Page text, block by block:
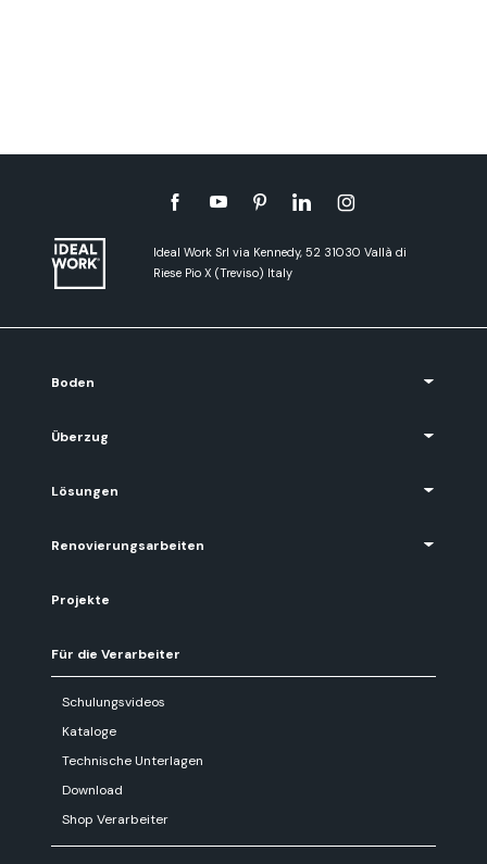
Ideal Work Srl via Kennedy, 52 31030 Vallà di
Riese Pio X (Treviso) Italy
Boden
Überzug
Lösungen
Renovierungsarbeiten
Projekte
Für die Verarbeiter
Schulungsvideos
Kataloge
Technische Unterlagen
Download
Shop Verarbeiter